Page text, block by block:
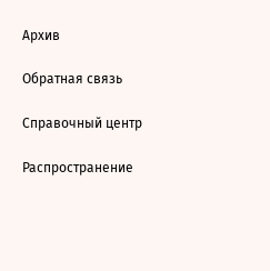
Архив
Обратная связь
Справочный центр
Распространение